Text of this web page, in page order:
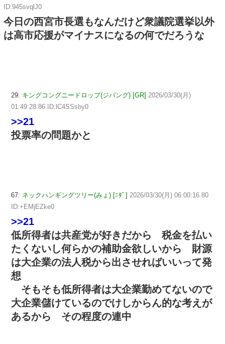
ID:945svqlJ0
今日の西宮市長選もなんだけど衆議院選挙以外
は高市応援がマイナスになるの何でだろうな
29: キングコングニードロップ(ジパング) [GR] 2026/03/30(月)
01:49:28.86 ID:lC4SSsby0
>>21
投票率の問題かと
67: ネックハンギングツリー(みょ) [ﾆﾀﾞ] 2026/03/30(月) 06:00:16.80
ID:+EMjEZke0
>>21
低所得者は共産党が好きだから 税金を払い
たくないし何らかの補助金欲しいから 財源
は大企業の法人税から出させればいいって発
想
そもそも低所得者は大企業勤めてないので
大企業儲けているのでけしからん的な考えが
あるから その程度の連中